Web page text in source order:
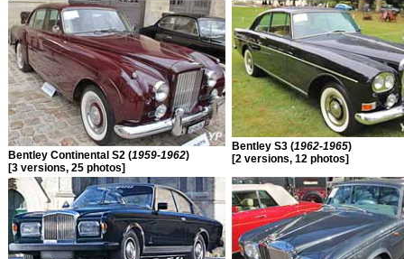
Bentley Continental S2 (1959-1962)
[3 versions, 25 photos]
Bentley S3 (1962-1965)
[2 versions, 12 photos]